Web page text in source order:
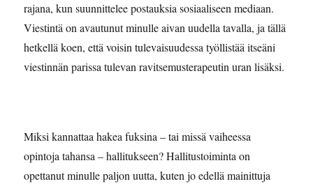
rajana, kun suunnittelee postauksia sosiaaliseen mediaan.
Viestintä on avautunut minulle aivan uudella tavalla, ja tällä
hetkellä koen, että voisin tulevaisuudessa työllistää itseäni
viestinnän parissa tulevan ravitsemusterapeutin uran lisäksi.
Miksi kannattaa hakea fuksina – tai missä vaiheessa
opintoja tahansa – hallitukseen? Hallitustoiminta on
opettanut minulle paljon uutta, kuten jo edellä mainittuja